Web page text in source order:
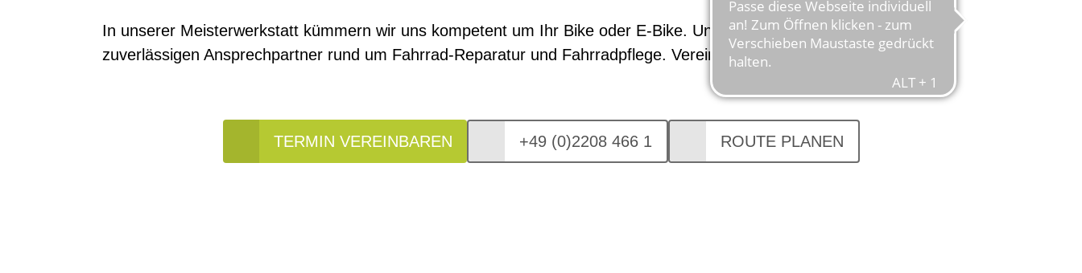
In unserer Meisterwerkstatt kümmern wir uns kompetent um Ihr Bike oder E-Bike. Unsere Mitarbeiter sind dabei Ihre
zuverlässigen Ansprechpartner rund um Fahrrad-Reparatur und Fahrradpflege. Vereinbaren Sie gerne einen Termin!
TERMIN VEREINBAREN +49 (0)2208 466 1 ROUTE PLANEN